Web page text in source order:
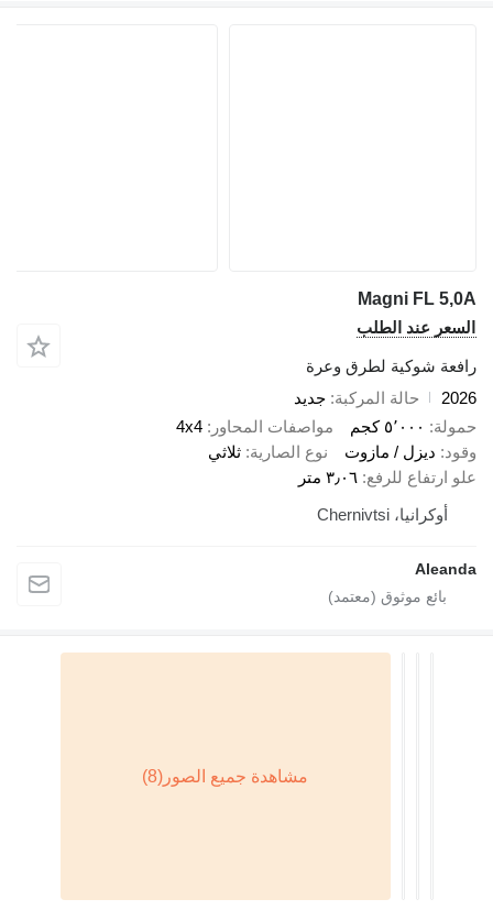
Magni FL 5,0A
السعر عند الطلب
رافعة شوكية لطرق وعرة
2026
حالة المركبة جديد
حمولة
٥٬٠٠٠ كجم مواصفات المحاور
4x4
وقود ديزل / مازوت نوع الصارية ثلاثي
علو ارتفاع للرفع ٣٫٠٦ متر
أوكرانيا، Chernivtsi
Aleanda